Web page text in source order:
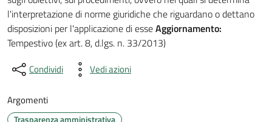
l'interpretazione di norme giuridiche che riguardano o dettano
disposizioni per l'applicazione di esseAggiornamento:
Tempestivo (ex art. 8, d.lgs. n. 33/2013)
Condividi Vedi azioni
Argomenti
Trasparenza amministrativa